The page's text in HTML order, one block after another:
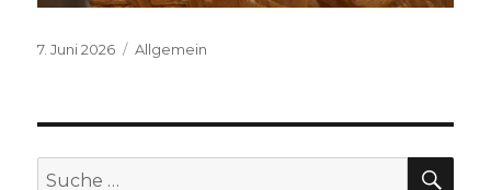
Veröffentlicht
7. Juni 2026 Kategorien
Allgemein
Suche